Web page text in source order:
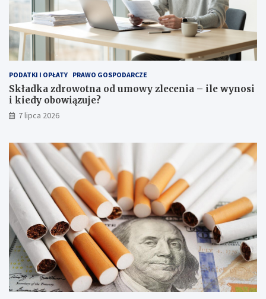
PODATKI I OPŁATY PRAWO GOSPODARCZE
Składka zdrowotna od umowy zlecenia – ile wynosi
i kiedy obowiązuje?
7 lipca 2026